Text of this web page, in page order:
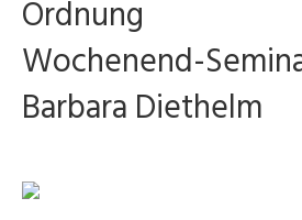
Ordnung
Wochenend-
Barbara Diethelm